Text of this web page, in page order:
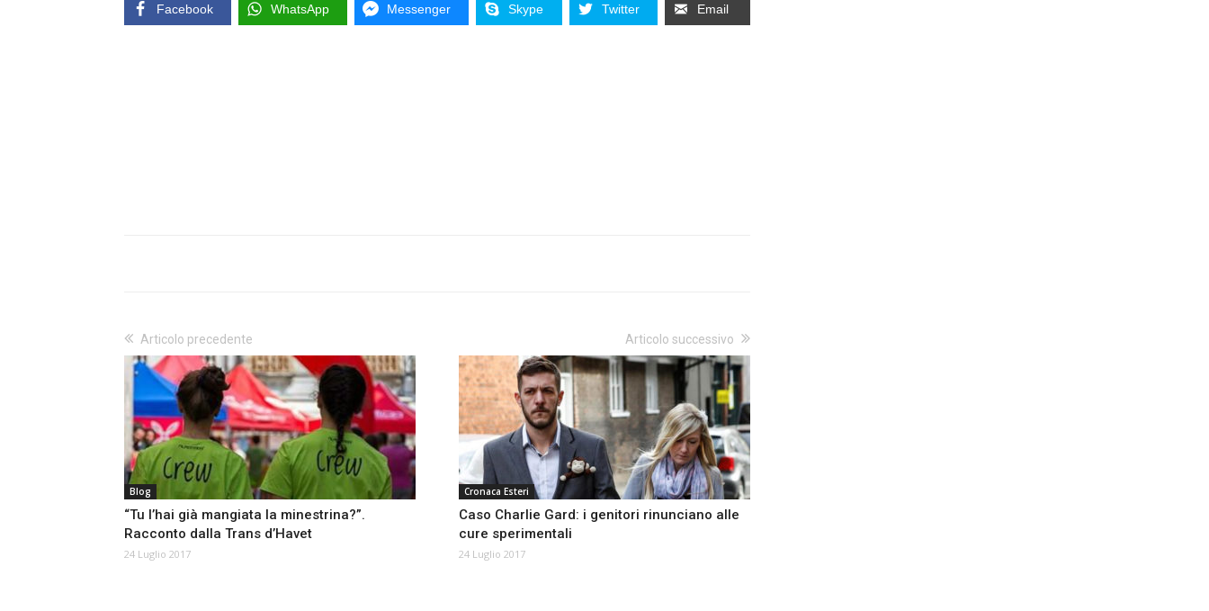
Facebook WhatsApp Messenger Skype Twitter Email
Articolo precedente
Blog
“Tu l’hai già mangiata la minestrina?”.
Racconto dalla Trans d’Havet
24 Luglio 2017
Articolo successivo
Cronaca Esteri
Caso Charlie Gard: i genitori rinunciano alle
cure sperimentali
24 Luglio 2017